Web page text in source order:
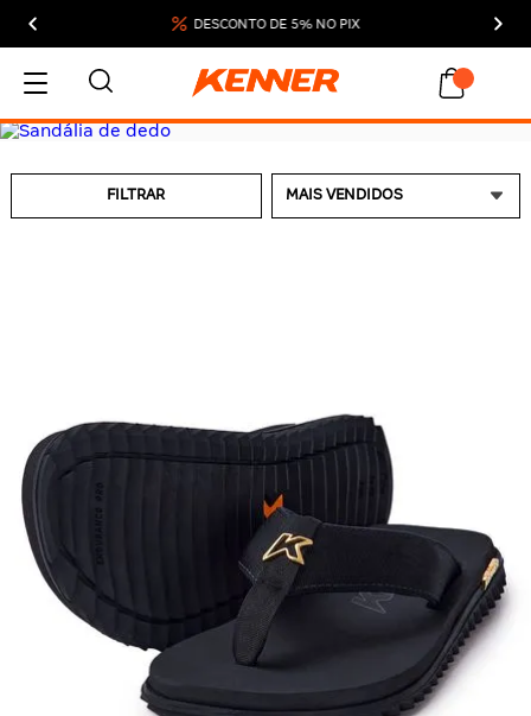
FRETE GRÁTIS A PARTIR DE R$ 299
PLATAFORMA SLIDES
MEU CARRINHO
CONTINUAR COMPRANDO
FINALIZAR COMPRA
FILTRAR